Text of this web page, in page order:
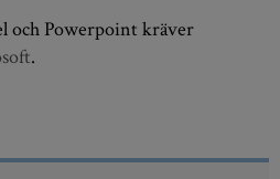
och Powerpoint kräver
.